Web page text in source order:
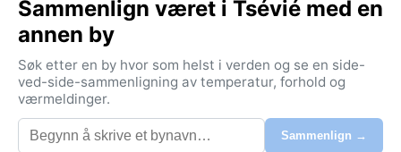
omgivelsene gir et innbydende inntrykk, og
lakrismarkeder og lokale spisesteder viser frem
regionens særegne kulturarv.
Klimaet i Tsévié er tropisk savanneklima (Aw) med to
markerte årstider. Regntiden varer fra april til oktober
og bringer kraftige, korte ettermiddagsbyger og høy
luftfuktighet – ofte over 80 prosent. Temperaturene
Sammenlign været i Tsévié med en
annen by
Søk etter en by hvor som helst i verden og se en side-
ved-side-sammenligning av temperatur, forhold og
værmeldinger.
Sammenlign →